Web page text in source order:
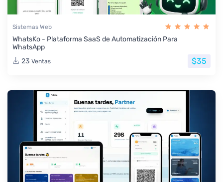
Sistemas Web
WhatsKo - Plataforma SaaS de Automatización Para
WhatsApp
23 Ventas $35